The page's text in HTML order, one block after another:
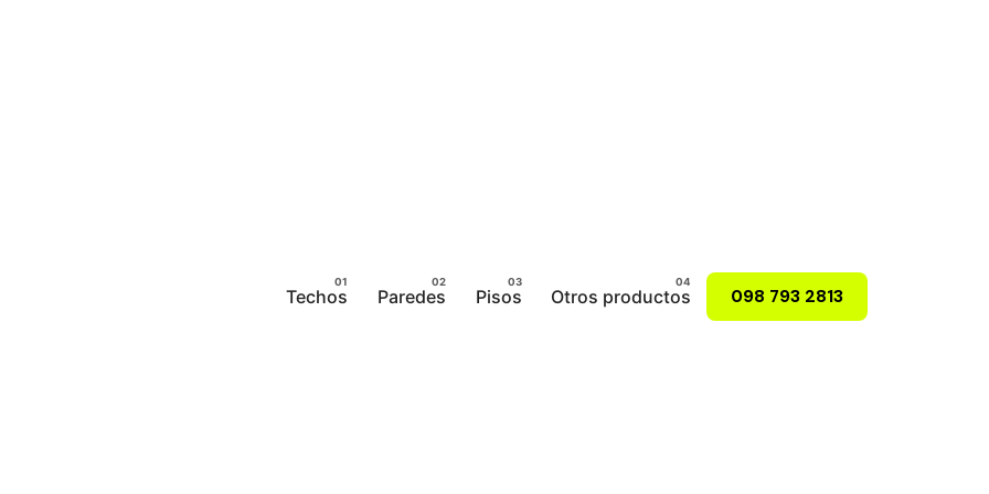
Techos Paredes Pisos Otros productos 098 793 2813